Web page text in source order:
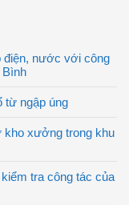
điện, nước với công
Bình
từ ngập úng
kho xưởng trong khu
tra công tác của